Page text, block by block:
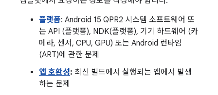
플랫폼: Android 15 QPR2 시스템 소프트웨어 또
는 API (플랫폼), NDK(플랫폼), 기기 하드웨어 (카
메라, 센서, CPU, GPU) 또는 Android 런타임
(ART)에 관한 문제
앱 호환성: 최신 빌드에서 실행되는 앱에서 발생
하는 문제